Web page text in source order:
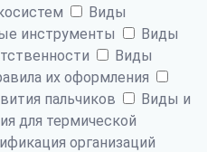
Виды
инструменты
Виды
Виды
их оформления
пальчиков
Виды и
для термической
организаций